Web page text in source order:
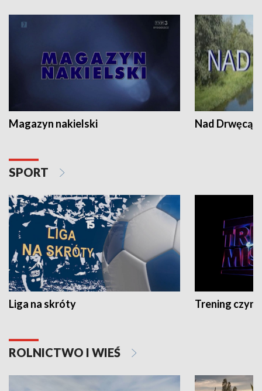
Magazyn nakielski Nad Drwęcą
SPORT
Liga na skróty Trening czyni
ROLNICTWO I WIEŚ